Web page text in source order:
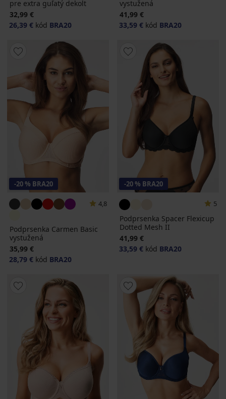
pre extra guľatý dekolt
32,99 €
26,39 € kód BRA20
vystužená
41,99 €
33,59 € kód BRA20
-20 % BRA20
4,8
Podprsenka Carmen Basic
vystužená
35,99 €
28,79 € kód BRA20
-20 % BRA20
5
Podprsenka Spacer Flexicup
Dotted Mesh II
41,99 €
33,59 € kód BRA20